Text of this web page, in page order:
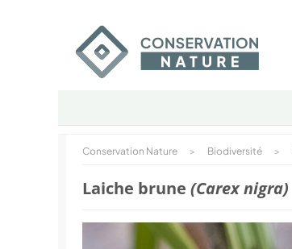
Conservation Nature > Biodiversité >
Laiche brune (Carex nigra)